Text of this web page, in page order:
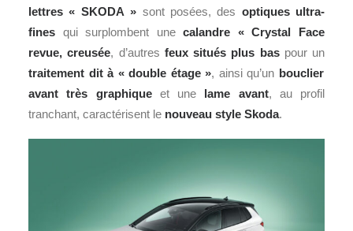
lettres « SKODA » sont posées, des optiques ultra-
fines qui surplombent unecalandre « Crystal Face
revue, creusée, d’autres feux situés plus baspour un
traitement dit à « double étage », ainsi qu’un bouclier
avant très graphiqueet une lame avant, au profil
tranchant, caractérisent le nouveau style Skoda.